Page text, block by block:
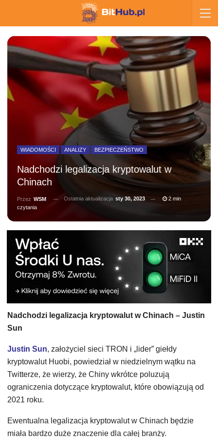
WIADOMOŚCI ANALIZY BEZPIECZEŃSTWO
Nadchodzi legalizacja kryptowalut w
Chinach
Przez WSM Ostatnia aktualizacja sty 30, 2023
2 min
czytania
Nadchodzi legalizacja kryptowalut w Chinach – Justin
Sun
Justin Sun, założyciel sieci TRON i „lider” giełdy
kryptowalut Huobi, powiedział w niedzielnym wątku na
Twitterze, że wierzy, że Chiny wkrótce poluzują
ograniczenia dotyczące kryptowalut, które obowiązują od
2021 roku.
Ewentualna legalizacja kryptowalut w Chinach będzie
miała bardzo duże znaczenie dla całej branży.